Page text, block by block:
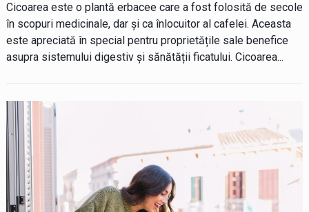
Cicoarea este o plantă erbacee care a fost folosită de secole
în scopuri medicinale, dar și ca înlocuitor al cafelei. Aceasta
este apreciată în special pentru proprietățile sale benefice
asupra sistemului digestiv și sănătății ficatului. Cicoarea...